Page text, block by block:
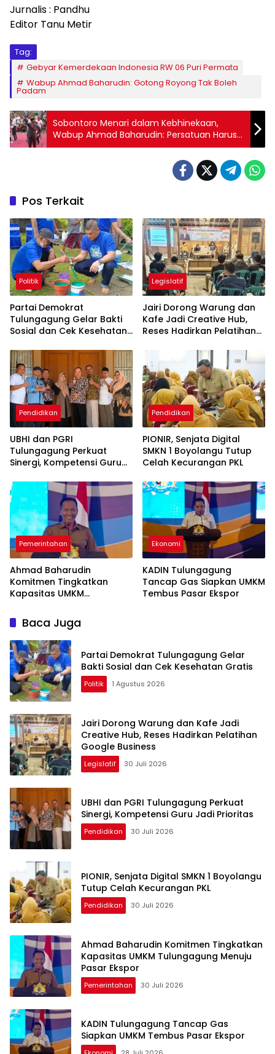
Jurnalis : Pandhu
Editor Tanu Metir
Tag:
Gebyar Kemerdekaan Indonesia RW 06 Puri Permata
Wabup Ahmad Baharudin: Gotong Royong Tak Boleh
Padam
Sobontoro Menari dalam Kebhinekaan,
Wabup Ahmad Baharudin: Persatuan Harus
Hidup Sehari-hari
Pos Terkait
Politik
Partai Demokrat
Tulungagung Gelar Bakti
Sosial dan Cek Kesehatan
Legislatif
Jairi Dorong Warung dan
Kafe Jadi Creative Hub,
Reses Hadirkan Pelatihan
Pendidikan
UBHI dan PGRI
Tulungagung Perkuat
Sinergi, Kompetensi Guru
Pendidikan
PIONIR, Senjata Digital
SMKN 1 Boyolangu Tutup
Celah Kecurangan PKL
Pemerintahan
Ahmad Baharudin
Komitmen Tingkatkan
Kapasitas UMKM
Ekspor
Ekonomi
KADIN Tulungagung
Tancap Gas Siapkan UMKM
Tembus Pasar Ekspor
Baca Juga
Partai Demokrat Tulungagung Gelar
Bakti Sosial dan Cek Kesehatan Gratis
Politik 1 Agustus 2026
Jairi Dorong Warung dan Kafe Jadi
Creative Hub, Reses Hadirkan Pelatihan
Google Business
Legislatif 30 Juli 2026
UBHI dan PGRI Tulungagung Perkuat
Sinergi, Kompetensi Guru Jadi Prioritas
Pendidikan 30 Juli 2026
PIONIR, Senjata Digital SMKN 1 Boyolangu
Tutup Celah Kecurangan PKL
Pendidikan 30 Juli 2026
Ahmad Baharudin Komitmen Tingkatkan
Kapasitas UMKM Tulungagung Menuju
Pasar Ekspor
Pemerintahan 30 Juli 2026
KADIN Tulungagung Tancap Gas
Siapkan UMKM Tembus Pasar Ekspor